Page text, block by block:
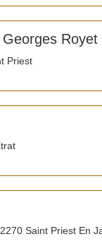
Royet
Priest
Saint Priest En